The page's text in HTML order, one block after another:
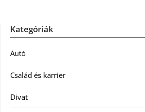
Kategóriák
Autó
Család és karrier
Divat